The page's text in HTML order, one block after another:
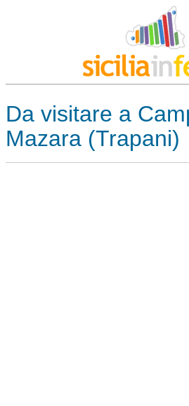
Da visitare a
Mazara (Trapani)